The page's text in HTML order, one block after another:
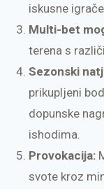
iskusne igrače.
Multi-bet
terena s
Sezonski
prikupljeni
dopunske
ishodima.
Provokacija:
svote kroz